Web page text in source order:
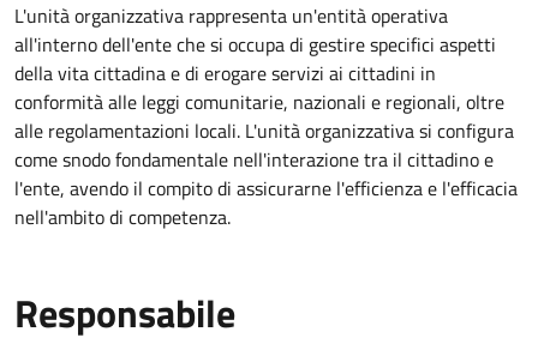
L'unità organizzativa rappresenta un'entità operativa
all'interno dell'ente che si occupa di gestire specifici aspetti
della vita cittadina e di erogare servizi ai cittadini in
conformità alle leggi comunitarie, nazionali e regionali, oltre
alle regolamentazioni locali. L'unità organizzativa si configura
come snodo fondamentale nell'interazione tra il cittadino e
l'ente, avendo il compito di assicurarne l'efficienza e l'efficacia
nell'ambito di competenza.
Responsabile